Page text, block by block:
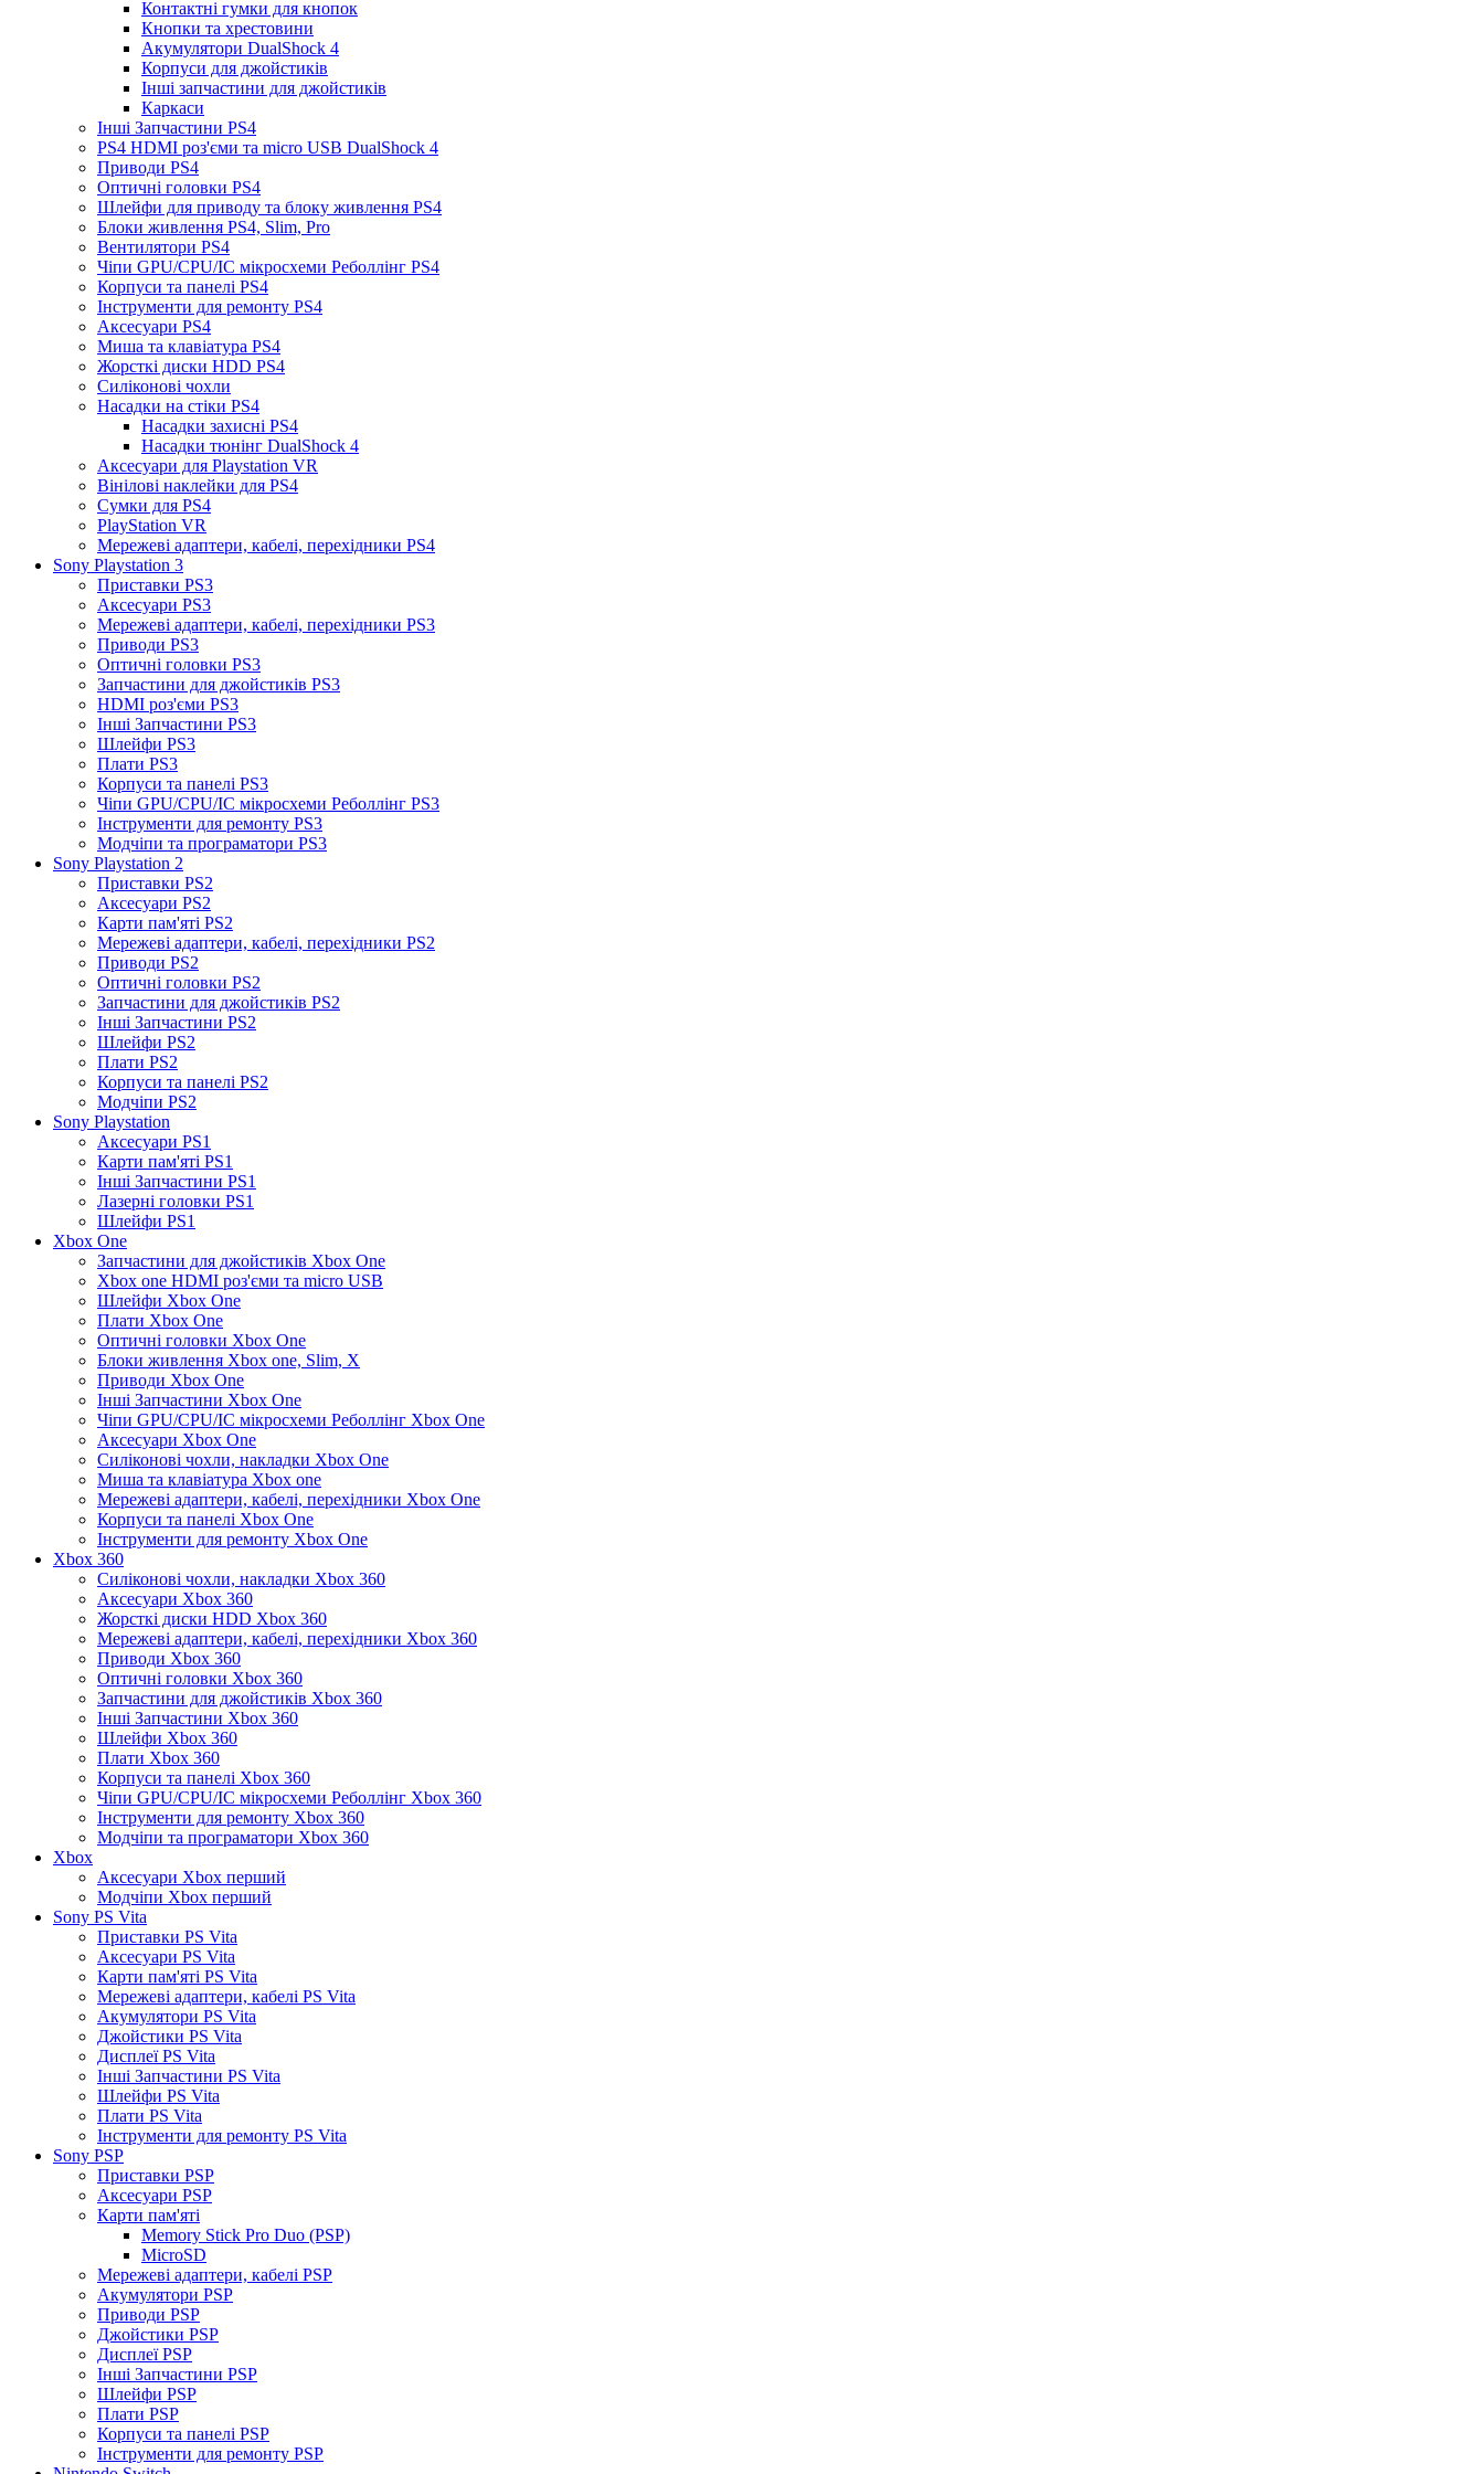
Контактні гумки для кнопок
Кнопки та хрестовини
Акумулятори DualShock 4
Корпуси для джойстиків
Інші запчастини для джойстиків
Каркаси
Інші Запчастини PS4
PS4 HDMI роз'єми та micro USB DualShock 4
Приводи PS4
Оптичні головки PS4
Шлейфи для приводу та блоку живлення PS4
Блоки живлення PS4, Slim, Pro
Вентилятори PS4
Чіпи GPU/CPU/IC мікросхеми Реболлінг PS4
Корпуси та панелі PS4
Інструменти для ремонту PS4
Аксесуари PS4
Миша та клавіатура PS4
Жорсткі диски HDD PS4
Силіконові чохли
Насадки на стіки PS4
Насадки захисні PS4
Насадки тюнінг DualShock 4
Аксесуари для Playstation VR
Вінілові наклейки для PS4
Сумки для PS4
PlayStation VR
Мережеві адаптери, кабелі, перехідники PS4
Sony Playstation 3
Приставки PS3
Аксесуари PS3
Мережеві адаптери, кабелі, перехідники PS3
Приводи PS3
Оптичні головки PS3
Запчастини для джойстиків PS3
HDMI роз'єми PS3
Інші Запчастини PS3
Шлейфи PS3
Плати PS3
Корпуси та панелі PS3
Чіпи GPU/CPU/IC мікросхеми Реболлінг PS3
Інструменти для ремонту PS3
Модчіпи та програматори PS3
Sony Playstation 2
Приставки PS2
Аксесуари PS2
Карти пам'яті PS2
Мережеві адаптери, кабелі, перехідники PS2
Приводи PS2
Оптичні головки PS2
Запчастини для джойстиків PS2
Інші Запчастини PS2
Шлейфи PS2
Плати PS2
Корпуси та панелі PS2
Модчіпи PS2
Sony Playstation
Аксесуари PS1
Карти пам'яті PS1
Інші Запчастини PS1
Лазерні головки PS1
Шлейфи PS1
Xbox One
Запчастини для джойстиків Xbox One
Xbox one HDMI роз'єми та micro USB
Шлейфи Xbox One
Плати Xbox One
Оптичні головки Xbox One
Блоки живлення Xbox one, Slim, X
Приводи Xbox One
Інші Запчастини Xbox One
Чіпи GPU/CPU/IC мікросхеми Реболлінг Xbox One
Аксесуари Xbox One
Силіконові чохли, накладки Xbox One
Миша та клавіатура Xbox one
Мережеві адаптери, кабелі, перехідники Xbox One
Корпуси та панелі Xbox One
Інструменти для ремонту Xbox One
Xbox 360
Силіконові чохли, накладки Xbox 360
Аксесуари Xbox 360
Жорсткі диски HDD Xbox 360
Мережеві адаптери, кабелі, перехідники Xbox 360
Приводи Xbox 360
Оптичні головки Xbox 360
Запчастини для джойстиків Xbox 360
Інші Запчастини Xbox 360
Шлейфи Xbox 360
Плати Xbox 360
Корпуси та панелі Xbox 360
Чіпи GPU/CPU/IC мікросхеми Реболлінг Xbox 360
Інструменти для ремонту Xbox 360
Модчіпи та програматори Xbox 360
Xbox
Аксесуари Xbox перший
Модчіпи Xbox перший
Sony PS Vita
Приставки PS Vita
Аксесуари PS Vita
Карти пам'яті PS Vita
Мережеві адаптери, кабелі PS Vita
Акумулятори PS Vita
Джойстики PS Vita
Дисплеї PS Vita
Інші Запчастини PS Vita
Шлейфи PS Vita
Плати PS Vita
Інструменти для ремонту PS Vita
Sony PSP
Приставки PSP
Аксесуари PSP
Карти пам'яті
Memory Stick Pro Duo (PSP)
MicroSD
Мережеві адаптери, кабелі PSP
Акумулятори PSP
Приводи PSP
Джойстики PSP
Дисплеї PSP
Інші Запчастини PSP
Шлейфи PSP
Плати PSP
Корпуси та панелі PSP
Інструменти для ремонту PSP